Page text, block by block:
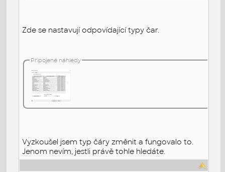
Zde se nastavují odpovídající typy čar.
Připojené náhledy
Vyzkoušel jsem typ čáry změnit a fungovalo to.
Jenom nevím, jestli právě tohle hledáte.